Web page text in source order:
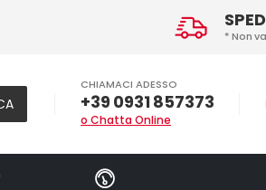
* Non
CHIAMACI ADESSO
+39 0931 857373
o Chatta Online